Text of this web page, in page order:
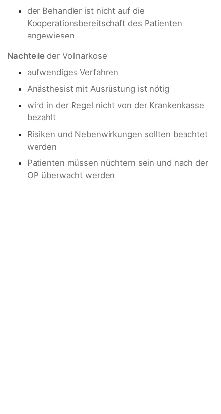
der Behandler ist nicht auf die
Kooperationsbereitschaft des Patienten
angewiesen
Nachteile der Vollnarkose
aufwendiges Verfahren
Anästhesist mit Ausrüstung ist nötig
wird in der Regel nicht von der Krankenkasse
bezahlt
Risiken und Nebenwirkungen sollten beachtet
werden
Patienten müssen nüchtern sein und nach der
OP überwacht werden